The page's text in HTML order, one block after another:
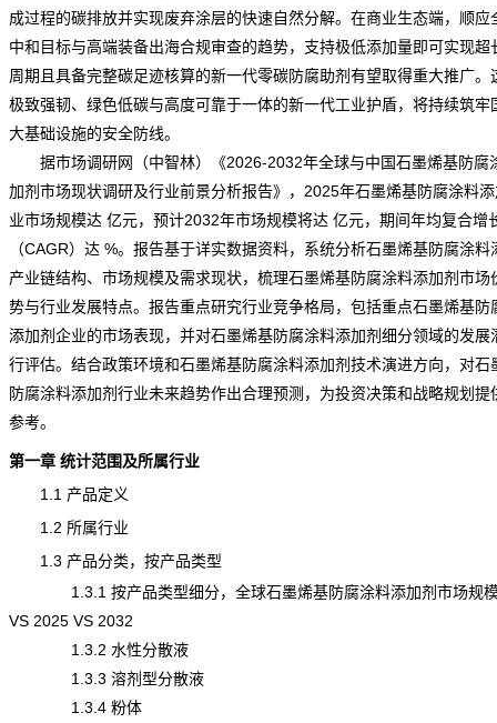
成过程的碳排放并实现废弃涂层的快速自然分解。在商业生态端，顺应
中和目标与高端装备出海合规审查的趋势，支持极低添加量即可实现超
周期且具备完整碳足迹核算的新一代零碳防腐助剂有望取得重大推广。
极致强韧、绿色低碳与高度可靠于一体的新一代工业护盾，将持续筑牢
大基础设施的安全防线。
据市场调研网（中智林）《2026-2032年全球与中国石墨烯基防腐
加剂市场现状调研及行业前景分析报告》，2025年石墨烯基防腐涂料
业市场规模达 亿元，预计2032年市场规模将达 亿元，期间年均复合增
（CAGR）达 %。报告基于详实数据资料，系统分析石墨烯基防腐涂料
产业链结构、市场规模及需求现状，梳理石墨烯基防腐涂料添加剂市场
势与行业发展特点。报告重点研究行业竞争格局，包括重点石墨烯基防
添加剂企业的市场表现，并对石墨烯基防腐涂料添加剂细分领域的发展
行评估。结合政策环境和石墨烯基防腐涂料添加剂技术演进方向，对石
防腐涂料添加剂行业未来趋势作出合理预测，为投资决策和战略规划提
参考。
第一章 统计范围及所属行业
1.1 产品定义
1.2 所属行业
1.3 产品分类，按产品类型
1.3.1 按产品类型细分，全球石墨烯基防腐涂料添加剂市场规
VS 2025 VS 2032
1.3.2 水性分散液
1.3.3 溶剂型分散液
1.3.4 粉体